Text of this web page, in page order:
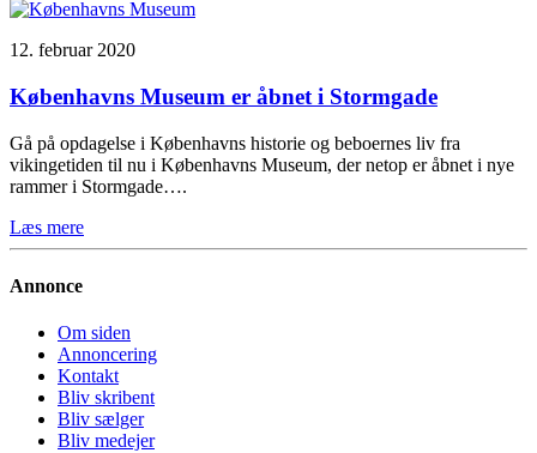
12. februar 2020
Københavns Museum er åbnet i Stormgade
Gå på opdagelse i Københavns historie og beboernes liv fra
vikingetiden til nu i Københavns Museum, der netop er åbnet i nye
rammer i Stormgade….
Læs mere
Annonce
Om siden
Annoncering
Kontakt
Bliv skribent
Bliv sælger
Bliv medejer